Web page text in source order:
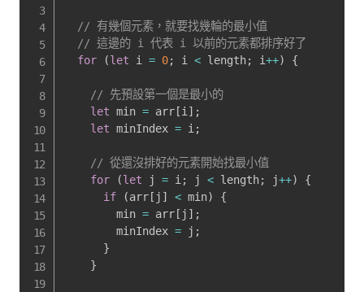
// 有幾個元素，就要找幾輪的最小值
// 這邊的 i 代表 i 以前的元素都排序好了
for
(let i = 0; i < length; i++) {
// 先預設第一個是最小的
let min = arr[i ] ;
let minIndex = i ;
// 從還沒排好的元素開始找最小值
for
(let j = i ; j < length; j++)
{
if
(arr[ j ] < min)
{
        min
= arr[ j ] ;
        minIndex
= j ;
}
}